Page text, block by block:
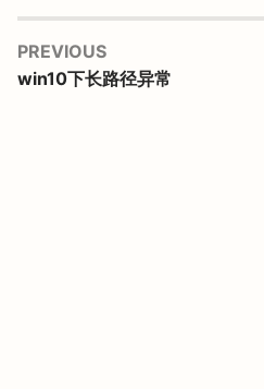
PREVIOUS
win10下长路径异常